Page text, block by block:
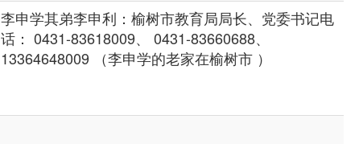
李申学其弟李申利：榆树市教育局局长、党委书记电
话： 0431-83618009、 0431-83660688、
13364648009 （李申学的老家在榆树市 ）